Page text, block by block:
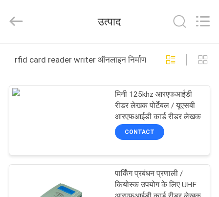
उत्पादों
Reader
Online
Rights
उत्पाद
rfid card reader writer ऑनलाइन निर्माण
मिनी 125khz आरएफआईडी
रीडर लेखक पोर्टेबल / यूएसबी
आरएफआईडी कार्ड रीडर लेखक
CONTACT
पार्किंग प्रबंधन प्रणाली /
कियोस्क उपयोग के लिए UHF